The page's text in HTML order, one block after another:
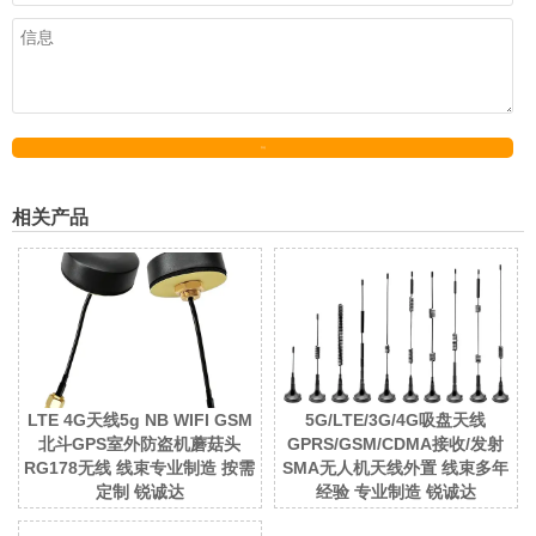
相关产品
LTE 4G天线5g NB WIFI GSM
北斗GPS室外防盗机蘑菇头
RG178无线 线束专业制造 按需
定制 锐诚达
5G/LTE/3G/4G吸盘天线
GPRS/GSM/CDMA接收/发射
SMA无人机天线外置 线束多年
经验 专业制造 锐诚达